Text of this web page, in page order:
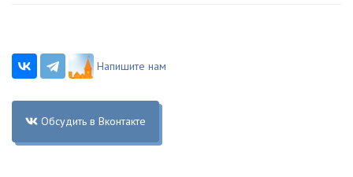
Напишите нам
Обсудить в Вконтакте